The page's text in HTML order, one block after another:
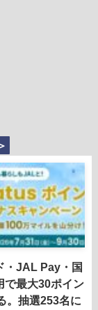
・JAL Pay・国
で最大30ポイン
。抽選253名に